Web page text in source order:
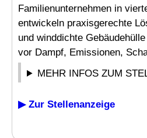
Familienunternehmen in
entwickeln praxisgerechte
und winddichte
vor Dampf, Emissionen,
MEHR INFOS ZUM
▶ Zur Stellenanzeige